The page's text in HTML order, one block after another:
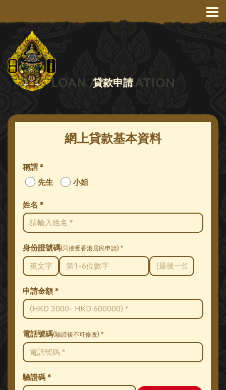
貸款申請
LOAN APPLICATION
網上貸款基本資料
稱謂 *
先生
小姐
姓名 *
身份證號碼(只接受香港居民申請) *
申請金額 *
電話號碼(驗證後不可修改) *
驗證碼 *